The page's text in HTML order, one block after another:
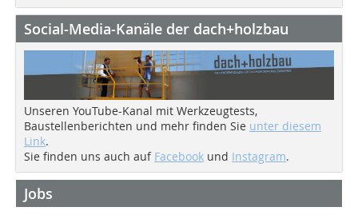
Social-Media-Kanäle der dach+holzbau
Unseren YouTube-Kanal mit Werkzeugtests,
Baustellenberichten und mehr finden Sie unter diesem
Link.
Sie finden uns auch auf Facebook und Instagram.
Jobs